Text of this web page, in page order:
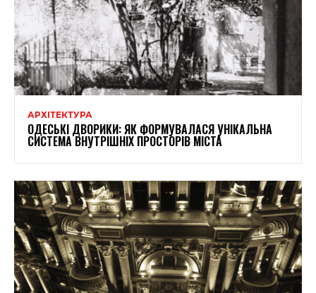
АРХІТЕКТУРА
ОДЕСЬКІ ДВОРИКИ: ЯК ФОРМУВАЛАСЯ УНІКАЛЬНА
СИСТЕМА ВНУТРІШНІХ ПРОСТОРІВ МІСТА